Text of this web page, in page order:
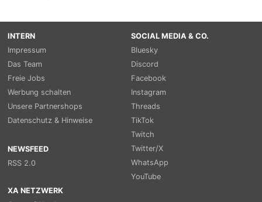
INTERN
Impressum
Das Team
Freie Jobs
Werbung schalten
Unsere Partnershops
Datenschutz & Hinweise
NEWSFEED
RSS 2.0
SOCIAL MEDIA & CO.
Bluesky
Discord
Facebook
Instagram
Threads
TikTok
Twitch
Twitter/X
WhatsApp
YouTube
XA NETZWERK